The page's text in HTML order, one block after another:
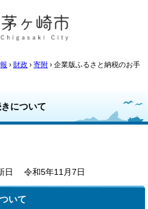
› 財政 › 寄附 › 企業版ふるさと納税のお手
について
令和5年11月7日
いて